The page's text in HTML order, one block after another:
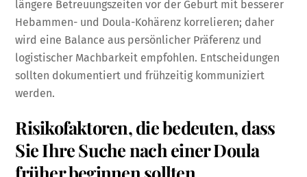
längere Betreuungszeiten vor der Geburt mit besserer
Hebammen- und Doula-Kohärenz korrelieren; daher
wird eine Balance aus persönlicher Präferenz und
logistischer Machbarkeit empfohlen. Entscheidungen
sollten dokumentiert und frühzeitig kommuniziert
werden.
Risikofaktoren, die bedeuten, dass
Sie Ihre Suche nach einer Doula